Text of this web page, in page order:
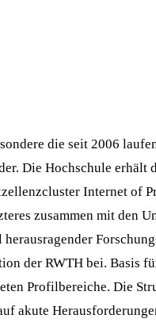
die seit 2006
Die Hochschule erhält
Internet of
zusammen mit den
der RWTH bei. Basis
Profilbereiche. Die
akute